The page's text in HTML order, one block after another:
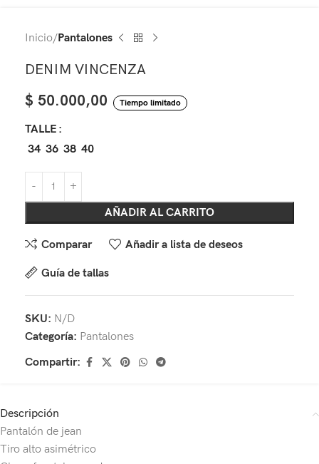
Inicio Pantalones
DENIM VINCENZA
$ 50.000,00 Tiempo limitado
TALLE
34 36 38 40
AÑADIR AL CARRITO
Comparar Añadir a lista de deseos
Guía de tallas
SKU: N/D
Categoría: Pantalones
Compartir:
Descripción
Pantalón de jean
Tiro alto asimétrico